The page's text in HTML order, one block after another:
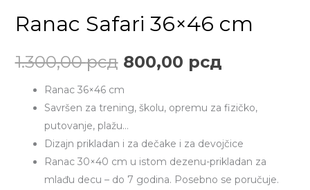
Ranac Safari 36×46 cm
1.300,00рсд
cena
bila:
1.300,00 рсд.
800,00 рсд
cena
800,00
Ranac 36×46 cm
Savršen za trening, školu, opremu za fizičko,
putovanje, plažu…
Dizajn prikladan i za dečake i za devojčice
Ranac 30×40 cm u istom dezenu-prikladan za
mlađu decu – do 7 godina. Posebno se poručuje.
36x46
cm